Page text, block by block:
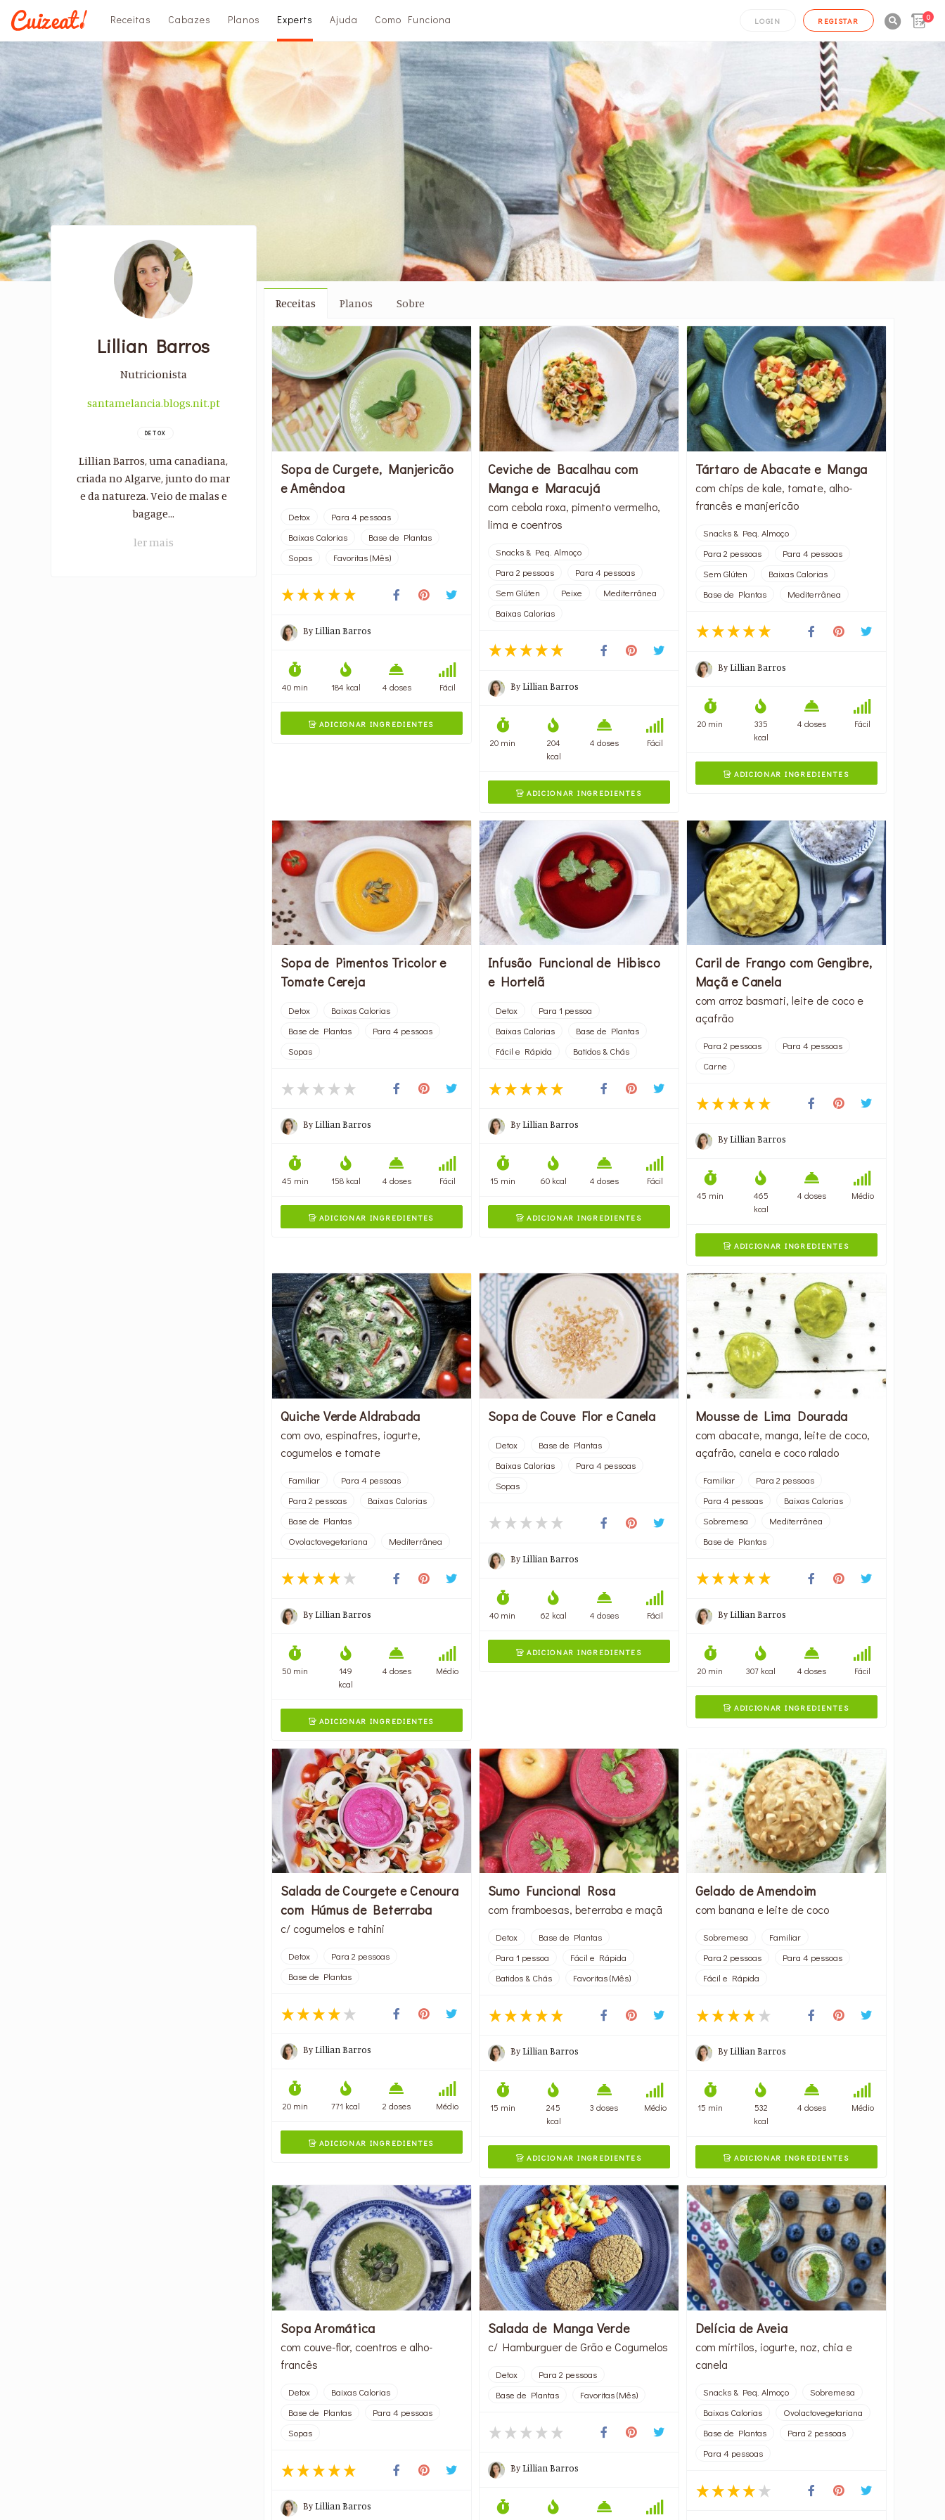
Receitas Cabazes Planos Experts Ajuda Como Funciona LOGIN REGISTAR 0
Lillian Barros
Nutricionista
santamelancia.blogs.nit.pt
DETOX
Lillian Barros, uma canadiana,
criada no Algarve, junto do mar
e da natureza. Veio de malas e
bagage...
ler mais
Receitas Planos Sobre
Sopa de Curgete, Manjericão
e Amêndoa
Detox
Para 4 pessoas
Baixas Calorias
Base de Plantas
Sopas
Favoritas (Mês)
ByLillian Barros
40 min 184 kcal 4 doses Fácil
 ADICIONAR INGREDIENTES
Ceviche de Bacalhau com
Manga e Maracujá
com cebola roxa, pimento vermelho,
lima e coentros
Snacks & Peq. Almoço
Para 2 pessoas
Para 4 pessoas
Sem Glúten
Peixe
Mediterrânea
Baixas Calorias
ByLillian Barros
20 min
204
kcal
4 doses Fácil
 ADICIONAR INGREDIENTES
Tártaro de Abacate e Manga
com chips de kale, tomate, alho-
francês e manjericão
Snacks & Peq. Almoço
Para 2 pessoas
Para 4 pessoas
Sem Glúten
Baixas Calorias
Base de Plantas
Mediterrânea
ByLillian Barros
20 min
335
kcal
4 doses Fácil
 ADICIONAR INGREDIENTES
Sopa de Pimentos Tricolor e
Tomate Cereja
Detox
Baixas Calorias
Base de Plantas
Para 4 pessoas
Sopas
ByLillian Barros
45 min 158 kcal 4 doses Fácil
 ADICIONAR INGREDIENTES
Infusão Funcional de Hibisco
e Hortelã
Detox
Para 1 pessoa
Baixas Calorias
Base de Plantas
Fácil e Rápida
Batidos & Chás
ByLillian Barros
15 min 60 kcal 4 doses Fácil
 ADICIONAR INGREDIENTES
Caril de Frango com Gengibre,
Maçã e Canela
com arroz basmati, leite de coco e
açafrão
Para 2 pessoas
Para 4 pessoas
Carne
ByLillian Barros
45 min
465
kcal
4 doses Médio
 ADICIONAR INGREDIENTES
Quiche Verde Aldrabada
com ovo, espinafres, iogurte,
cogumelos e tomate
Familiar
Para 4 pessoas
Para 2 pessoas
Baixas Calorias
Base de Plantas
Ovolactovegetariana
Mediterrânea
ByLillian Barros
50 min
149
kcal
4 doses Médio
 ADICIONAR INGREDIENTES
Sopa de Couve Flor e Canela
Detox
Base de Plantas
Baixas Calorias
Para 4 pessoas
Sopas
ByLillian Barros
40 min 62 kcal 4 doses Fácil
 ADICIONAR INGREDIENTES
Mousse de Lima Dourada
com abacate, manga, leite de coco,
açafrão, canela e coco ralado
Familiar
Para 2 pessoas
Para 4 pessoas
Baixas Calorias
Sobremesa
Mediterrânea
Base de Plantas
ByLillian Barros
20 min 307 kcal 4 doses Fácil
 ADICIONAR INGREDIENTES
Salada de Courgete e Cenoura
com Húmus de Beterraba
c/ cogumelos e tahini
Detox
Para 2 pessoas
Base de Plantas
ByLillian Barros
20 min 771 kcal 2 doses Médio
 ADICIONAR INGREDIENTES
Sumo Funcional Rosa
com framboesas, beterraba e maçã
Detox
Base de Plantas
Para 1 pessoa
Fácil e Rápida
Batidos & Chás
Favoritas (Mês)
ByLillian Barros
15 min
245
kcal
3 doses Médio
 ADICIONAR INGREDIENTES
Gelado de Amendoim
com banana e leite de coco
Sobremesa
Familiar
Para 2 pessoas
Para 4 pessoas
Fácil e Rápida
ByLillian Barros
15 min
532
kcal
4 doses Médio
 ADICIONAR INGREDIENTES
Sopa Aromática
com couve-flor, coentros e alho-
francês
Detox
Baixas Calorias
Base de Plantas
Para 4 pessoas
Sopas
ByLillian Barros
Salada de Manga Verde
c/ Hamburguer de Grão e Cogumelos
Detox
Para 2 pessoas
Base de Plantas
Favoritas (Mês)
ByLillian Barros
Delícia de Aveia
com mirtilos, iogurte, noz, chia e
canela
Snacks & Peq. Almoço
Sobremesa
Baixas Calorias
Ovolactovegetariana
Base de Plantas
Para 2 pessoas
Para 4 pessoas